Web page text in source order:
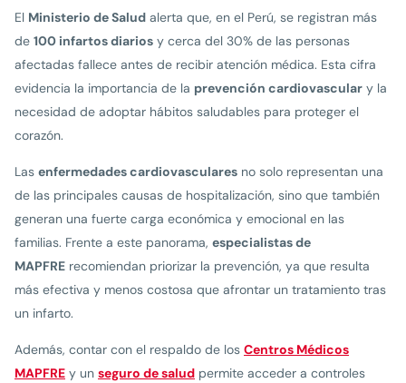
El Ministerio de Salud alerta que, en el Perú, se registran más
de 100 infartos diarios y cerca del 30% de las personas
afectadas fallece antes de recibir atención médica. Esta cifra
evidencia la importancia de la prevención cardiovascular y la
necesidad de adoptar hábitos saludables para proteger el
corazón.
Las enfermedades cardiovasculares no solo representan una
de las principales causas de hospitalización, sino que también
generan una fuerte carga económica y emocional en las
familias. Frente a este panorama, especialistas de
MAPFRE recomiendan priorizar la prevención, ya que resulta
más efectiva y menos costosa que afrontar un tratamiento tras
un infarto.
Además, contar con el respaldo de los Centros Médicos
MAPFRE y un seguro de salud permite acceder a controles